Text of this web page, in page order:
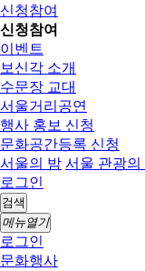
신청참여
신청참여
이벤트
보신각 소개
수문장 교대
서울거리공연
행사 홍보 신청
문화공간등록 신청
서울의 밤 서울 관광의
로그인
검색
메뉴열기
로그인
문화행사